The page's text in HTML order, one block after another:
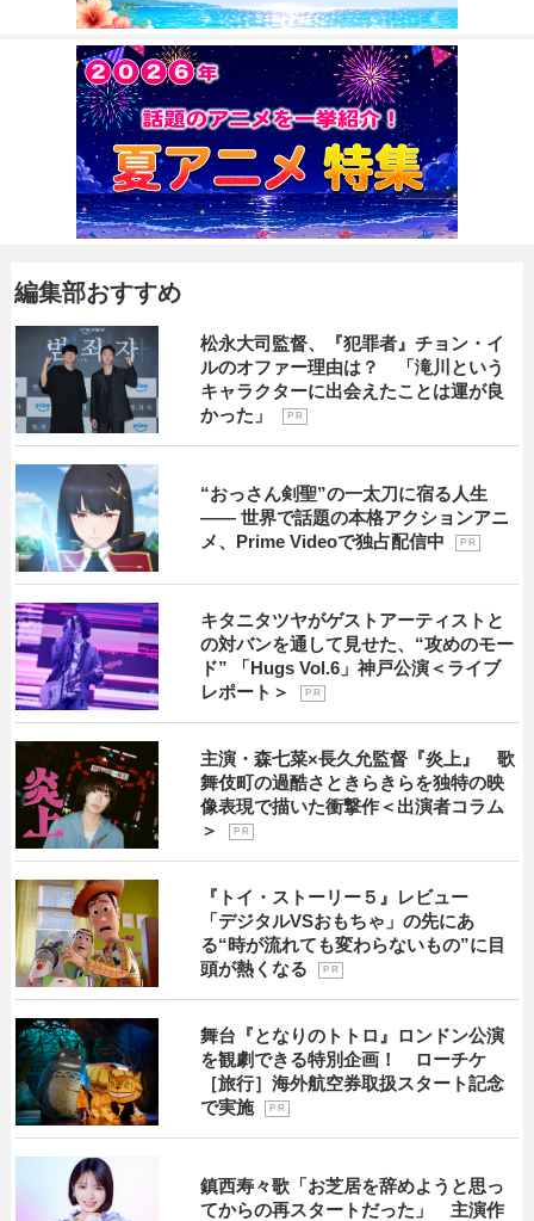
編集部おすすめ
松永大司監督、『犯罪者』チョン・イ
ルのオファー理由は？ 「滝川という
キャラクターに出会えたことは運が良
かった」
P R
“おっさん剣聖”の一太刀に宿る人生
―― 世界で話題の本格アクションアニ
メ、Prime Videoで独占配信中
P R
キタニタツヤがゲストアーティストと
の対バンを通して見せた、“攻めのモー
ド” 「Hugs Vol.6」神戸公演＜ライブ
レポート＞
P R
主演・森七菜×長久允監督『炎上』 歌
舞伎町の過酷さときらきらを独特の映
像表現で描いた衝撃作＜出演者コラム
＞
P R
『トイ・ストーリー５』レビュー
「デジタルVSおもちゃ」の先にあ
る“時が流れても変わらないもの”に目
頭が熱くなる
P R
舞台『となりのトトロ』ロンドン公演
を観劇できる特別企画！ ローチケ
［旅行］海外航空券取扱スタート記念
で実施
P R
鎮西寿々歌「お芝居を辞めようと思っ
てからの再スタートだった」 主演作